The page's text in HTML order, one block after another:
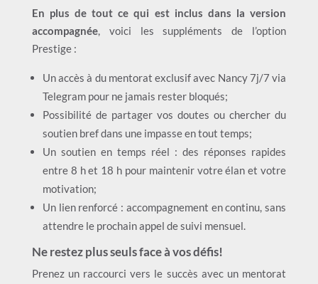
En plus de tout ce qui est inclus dans la version
accompagnée, voici les suppléments de l’option
Prestige :
Un accès à du mentorat exclusif avec Nancy 7j/7 via
Telegram pour ne jamais rester bloqués;
Possibilité de partager vos doutes ou chercher du
soutien bref dans une impasse en tout temps;
Un soutien en temps réel : des réponses rapides
entre 8 h et 18 h pour maintenir votre élan et votre
motivation;
Un lien renforcé : accompagnement en continu, sans
attendre le prochain appel de suivi mensuel.
Ne restez plus seuls face à vos défis!
Prenez un raccourci vers le succès avec un mentorat